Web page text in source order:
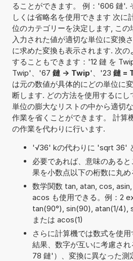
ることができます。 例：'606 鏈'.
しくは省略名を使用できます 次に
位のカテゴリーを決定します, この
入力された値が適切な単位に変換
に求めた変換も表示されます. 次
することもできます：'12 鏈 を
Twip'、'67 鏈 -> Twip'、'23 鏈 =
は元の数値が具体的にどの単位に
断します. どの方法を使用するに
単位の膨大なリストの中から適切
作業を省くことができます。 計算
の作業を代わりに行います.
'√36' kの代わりに 'sqrt 36'
必要であれば、意味のある
果を小数点以下の桁数に丸め
数学関数 tan, atan, cos,
acos も使用できる。例：2
tan(90°), sin(90), atan(1/4),
または acos(1)
さらに計算機では数式を使
結果、数字が互いに考慮さ
78 鏈'）、変換に異なった測